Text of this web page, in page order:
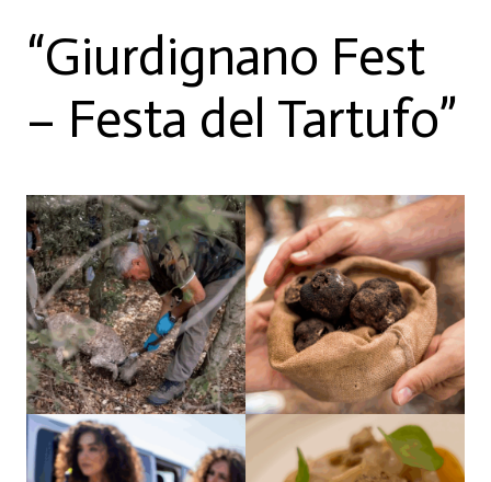
“Giurdignano Fest
– Festa del Tartufo”